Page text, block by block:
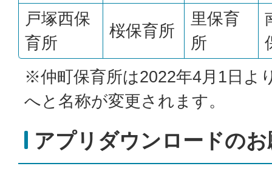
戸塚西保
育所
桜保育所
里保育
所
※仲町保育所は2022年4月1日よ
へと名称が変更されます。
アプリダウンロードの